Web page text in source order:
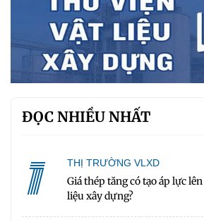
ĐỌC NHIỀU NHẤT
1 THỊ TRƯỜNG VLXD
Giá thép tăng có tạo áp lực
liệu xây dựng?